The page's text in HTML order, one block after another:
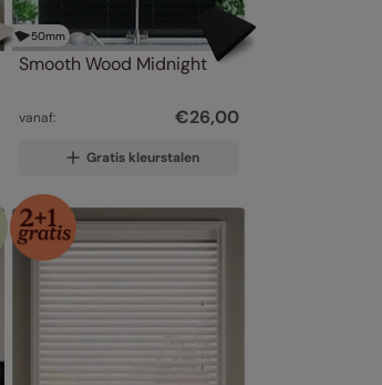
50mm
Smooth Wood Midnight
vanaf: €26,00
Gratis kleurstalen